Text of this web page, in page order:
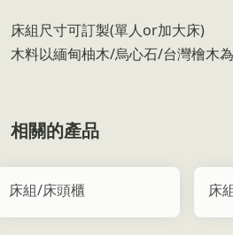
床組尺寸可訂製(單人or加大床)
木料以緬甸柚木/烏心石/台灣檜木
相關的產品
床組/床頭櫃 床